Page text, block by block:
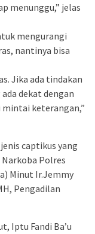
menunggu,” jelas
mengurangi
nantinya bisa
Jika ada tindakan
dekat dengan
keterangan,”
captikus yang
Polres
Minut Ir.Jemmy
Pengadilan
Iptu Fandi Ba’u